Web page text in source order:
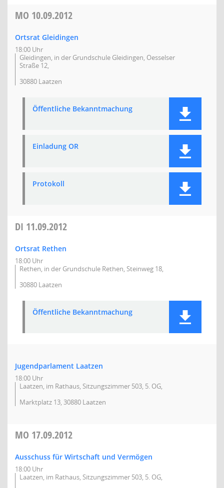
MO 10.09.2012
Ortsrat Gleidingen
18:00 Uhr
Gleidingen, in der Grundschule Gleidingen, Oesselser
Straße 12,
30880 Laatzen
Öffentliche Bekanntmachung
Einladung OR
Protokoll
DI 11.09.2012
Ortsrat Rethen
18:00 Uhr
Rethen, in der Grundschule Rethen, Steinweg 18,
30880 Laatzen
Öffentliche Bekanntmachung
Jugendparlament Laatzen
18:00 Uhr
Laatzen, im Rathaus, Sitzungszimmer 503, 5. OG,
Marktplatz 13, 30880 Laatzen
MO 17.09.2012
Ausschuss für Wirtschaft und Vermögen
18:00 Uhr
Laatzen, im Rathaus, Sitzungszimmer 503, 5. OG,